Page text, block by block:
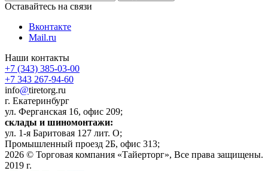
Оставайтесь на связи
Вконтакте
Mail.ru
Наши контакты
+7 (343) 385-03-00
+7 343 267-94-60
info@tiretorg.ru
г. Екатеринбург
ул. Ферганская 16, офис 209;
склады и шиномонтажи:
ул. 1-я Баритовая 127 лит. О;
Промышленный проезд 2Б, офис 313;
2026 © Торговая компания «Тайерторг», Все права защищены.
2019 г.